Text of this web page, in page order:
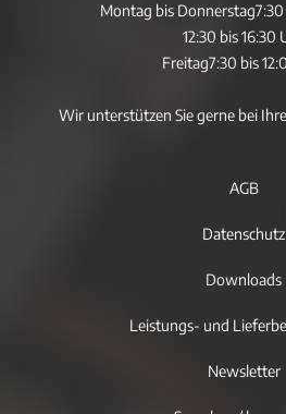
Montag bis Donnerstag
12:30 bis 16:30
Freitag7:30 bis
Wir unterstützen Sie gerne bei
AGB
Datenschutz
Downloads
Leistungs- und
Newsletter